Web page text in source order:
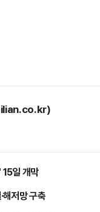
일 개막
저망 구축